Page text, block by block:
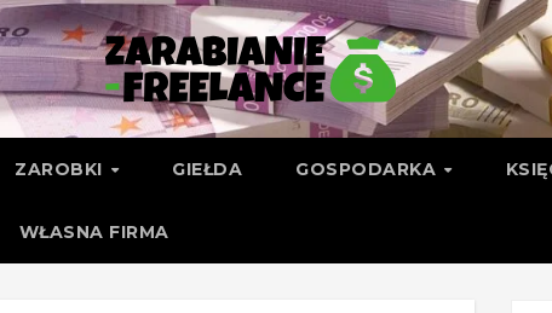
ZAROBKI GIEŁDA GOSPODARKA
WŁASNA FIRMA